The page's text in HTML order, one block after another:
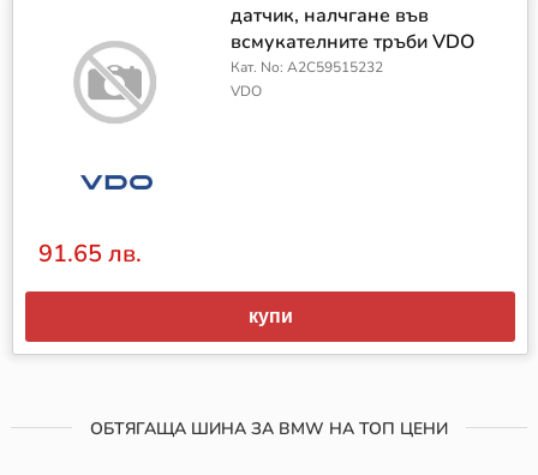
датчик, налчгане във
всмукателните тръби VDO
Кат. No: A2C59515232
VDO
91.65 лв.
купи
ОБТЯГАЩА ШИНА ЗА BMW НА ТОП ЦЕНИ